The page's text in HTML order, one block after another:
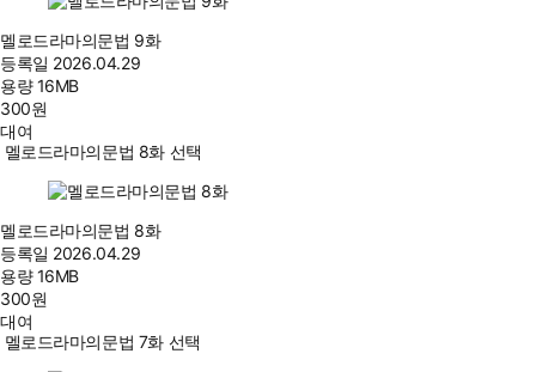
멜로드라마의문법 9화
등록일 2026.04.29
용량16MB
300원
대여
멜로드라마의문법 8화 선택
멜로드라마의문법 8화
등록일 2026.04.29
용량16MB
300원
대여
멜로드라마의문법 7화 선택